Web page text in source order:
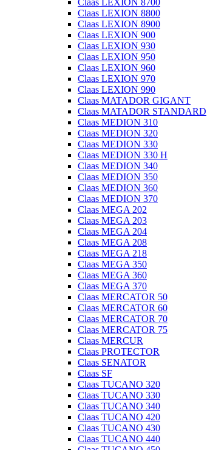
Claas LEXION 8700
Claas LEXION 8800
Claas LEXION 8900
Claas LEXION 900
Claas LEXION 930
Claas LEXION 950
Claas LEXION 960
Claas LEXION 970
Claas LEXION 990
Claas MATADOR GIGANT
Claas MATADOR STANDARD
Claas MEDION 310
Claas MEDION 320
Claas MEDION 330
Claas MEDION 330 H
Claas MEDION 340
Claas MEDION 350
Claas MEDION 360
Claas MEDION 370
Claas MEGA 202
Claas MEGA 203
Claas MEGA 204
Claas MEGA 208
Claas MEGA 218
Claas MEGA 350
Claas MEGA 360
Claas MEGA 370
Claas MERCATOR 50
Claas MERCATOR 60
Claas MERCATOR 70
Claas MERCATOR 75
Claas MERCUR
Claas PROTECTOR
Claas SENATOR
Claas SF
Claas TUCANO 320
Claas TUCANO 330
Claas TUCANO 340
Claas TUCANO 420
Claas TUCANO 430
Claas TUCANO 440